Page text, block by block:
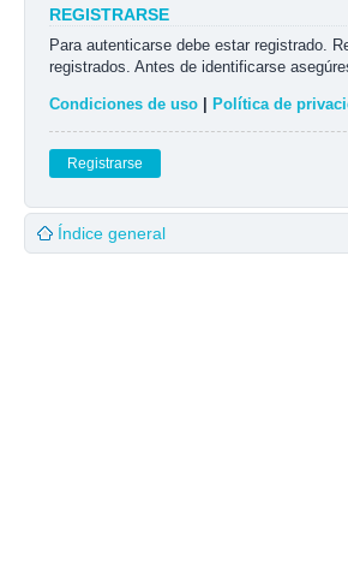
REGISTRARSE
Para autenticarse debe estar registrado.
registrados. Antes de identificarse
Condiciones de uso Política de
Registrarse
Índice general